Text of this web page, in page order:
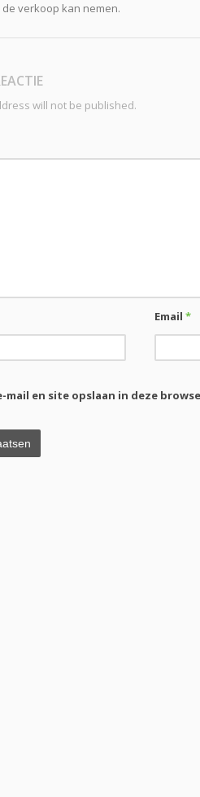
verkoop kan nemen.
will not be published.
Email*
mail en site opslaan in deze